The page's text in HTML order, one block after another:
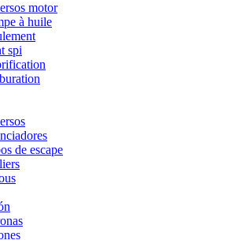
motor
à huile
spi
de escape